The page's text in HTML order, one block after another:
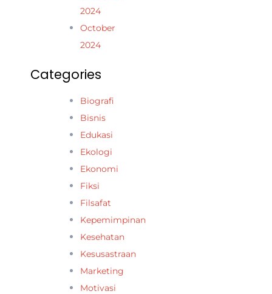
2024
October
2024
Categories
Biografi
Bisnis
Edukasi
Ekologi
Ekonomi
Fiksi
Filsafat
Kepemimpinan
Kesehatan
Kesusastraan
Marketing
Motivasi